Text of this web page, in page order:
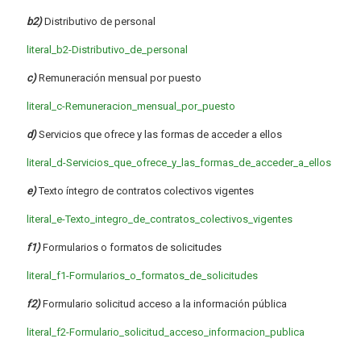
b2)Distributivo de personal
literal_b2-Distributivo_de_personal
c)Remuneración mensual por puesto
literal_c-Remuneracion_mensual_por_puesto
d)Servicios que ofrece y las formas de acceder a ellos
literal_d-Servicios_que_ofrece_y_las_formas_de_acceder_a_ellos
e)Texto íntegro de contratos colectivos vigentes
literal_e-Texto_integro_de_contratos_colectivos_vigentes
f1)Formularios o formatos de solicitudes
literal_f1-Formularios_o_formatos_de_solicitudes
f2)Formulario solicitud acceso a la información pública
literal_f2-Formulario_solicitud_acceso_informacion_publica